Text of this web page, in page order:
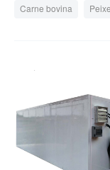
Carne bovina Peixe